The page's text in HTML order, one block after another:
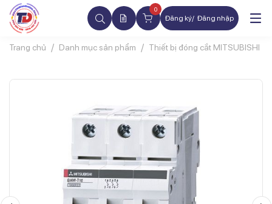
0
Đăng ký Đăng nhập
Trang chủ Danh mục sản phẩm Thiết bị đóng cắt MITSUBISHI